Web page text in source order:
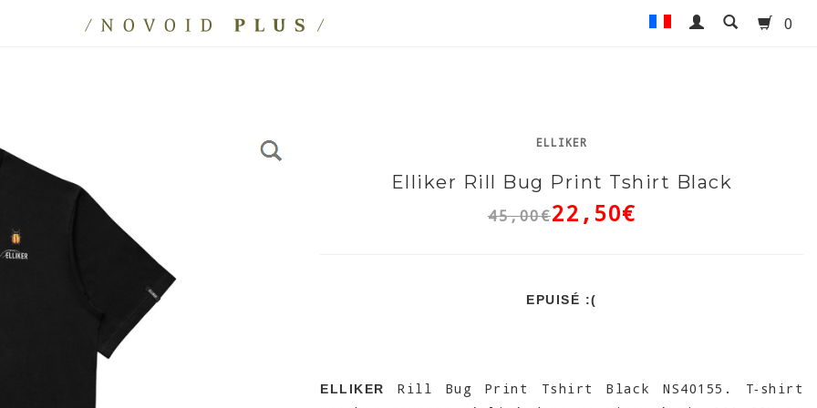
0
ELLIKER
Elliker Rill Bug Print Tshirt Black
45,00€22,50€
EPUISÉ :(
ELLIKER
Rill Bug Print Tshirt Black NS40155. T‑shirt